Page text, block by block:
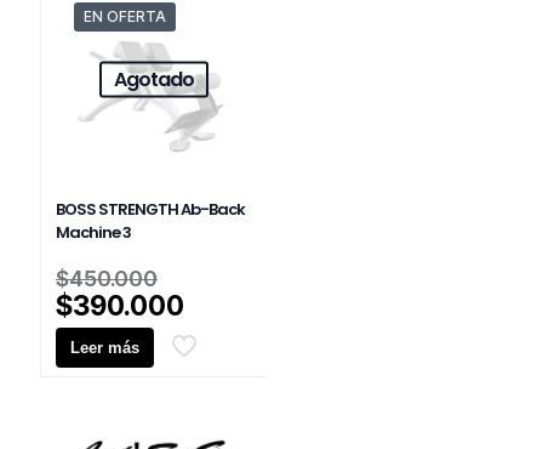
EN OFERTA
Agotado
BOSS STRENGTH Ab-Back
Machine 3
$450.000
precio
original
era:
$390.000
precio
actual
Leer más